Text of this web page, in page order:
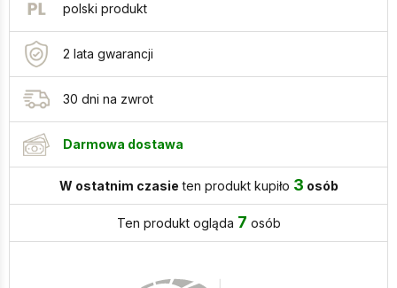
bok
LED
Aurelia
polski produkt
2 lata gwarancji
30 dni na zwrot
Darmowa dostawa
W ostatnim czasie ten produkt kupiło 3 osób
Ten produkt ogląda 7 osób